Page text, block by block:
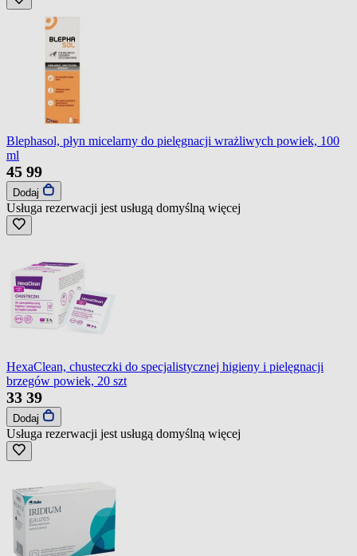
Blephasol, płyn micelarny do pielęgnacji wrażliwych powiek, 100
ml
45 99
Dodaj
Usługa rezerwacji jest usługą domyślną więcej
HexaClean, chusteczki do specjalistycznej higieny i pielęgnacji
brzegów powiek, 20 szt
33 39
Dodaj
Usługa rezerwacji jest usługą domyślną więcej